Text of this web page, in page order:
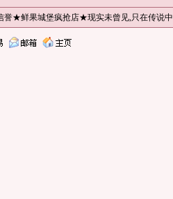
誉★鲜果城堡疯抢店★现实未曾见,只在传说中